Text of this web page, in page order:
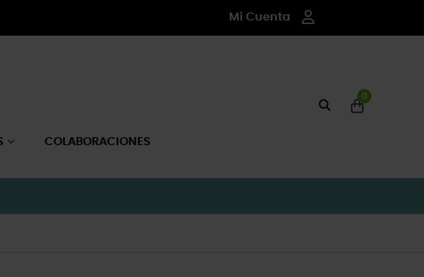
Mi Cuenta
COLABORACIONES
0